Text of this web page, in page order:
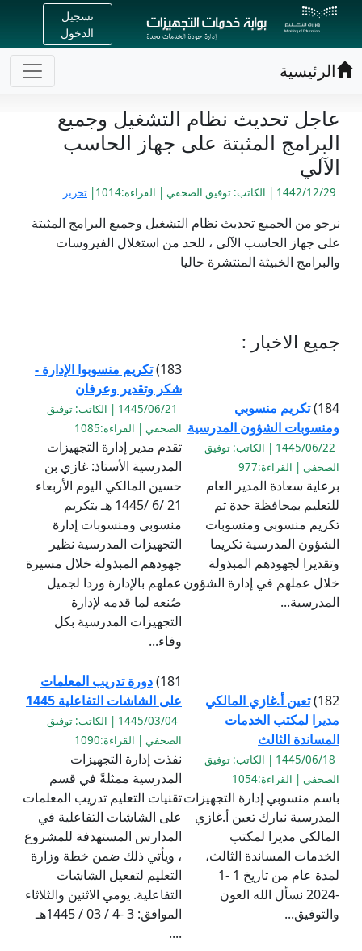
تسجيل
الدخول
الرئيسية
عاجل تحديث نظام التشغيل وجميع
البرامج المثبتة على جهاز الحاسب
الآلي
1442/12/29 | الكاتب: توفيق الصحفي | القراءة:1014| تحرير
نرجو من الجميع تحديث نظام التشغيل وجميع البرامج المثبتة
على جهاز الحاسب الآلي ، للحد من استغلال الفيروسات
والبرامج الخبيثة المنتشرة حاليا
جميع الاخبار :
184) تكريم منسوبي
ومنسوبات الشؤون المدرسية
1445/06/22 | الكاتب: توفيق
الصحفي | القراءة:977
برعاية سعادة المدير العام
للتعليم بمحافظة جدة تم
تكريم منسوبي ومنسوبات
الشؤون المدرسية تكريما
وتقديرا لجهودهم المبذولة
خلال عملهم في إدارة الشؤون
المدرسية...
183) تكريم منسوبوا الإدارة -
شكر وتقدير وعرفان
1445/06/21 | الكاتب: توفيق
الصحفي | القراءة:1085
تقدم مدير إدارة التجهيزات
المدرسية الأستاذ: غازي بن
حسين المالكي اليوم الأربعاء
21 /6 /1445 هـ بتكريم
منسوبي ومنسوبات إدارة
التجهيزات المدرسية نظير
جهودهم المبذولة خلال مسيرة
عملهم بالإدارة وردا لجميل
صُنعه لما قدمه لإدارة
التجهيزات المدرسية بكل
وفاء...
182) تعين أ.غازي المالكي
مديرا لمكتب الخدمات
المساندة الثالث
1445/06/18 | الكاتب: توفيق
الصحفي | القراءة:1054
باسم منسوبي إدارة التجهيزات
المدرسية نبارك تعين أ.غازي
المالكي مديرا لمكتب
الخدمات المساندة الثالث،
لمدة عام من تاريخ 1 -1
-2024 نسأل الله العون
والتوفيق...
181) دورة تدريب المعلمات
على الشاشات التفاعلية 1445
1445/03/04 | الكاتب: توفيق
الصحفي | القراءة:1090
نفذت إدارة التجهيزات
المدرسية ممثلةً في قسم
تقنيات التعليم تدريب المعلمات
على الشاشات التفاعلية في
المدارس المستهدفة للمشروع
، ويأتي ذلك ضمن خطة وزارة
التعليم لتفعيل الشاشات
التفاعلية. يومي الاثنين والثلاثاء
الموافق: 3 -4 / 03 / 1445هـ
....